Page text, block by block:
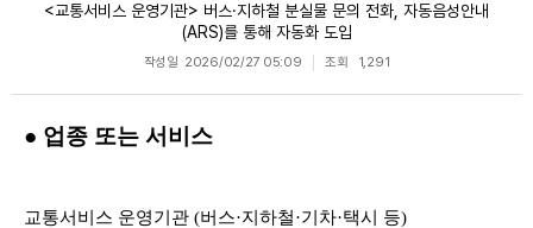
<교통서비스 운영기관> 버스·지하철 분실물 문의 전화, 자동음성안내
(ARS)를 통해 자동화 도입
작성일 2026/02/27 05:09 조회 1,291
● 업종 또는 서비스
교통서비스 운영기관 (버스·지하철·기차·택시 등)